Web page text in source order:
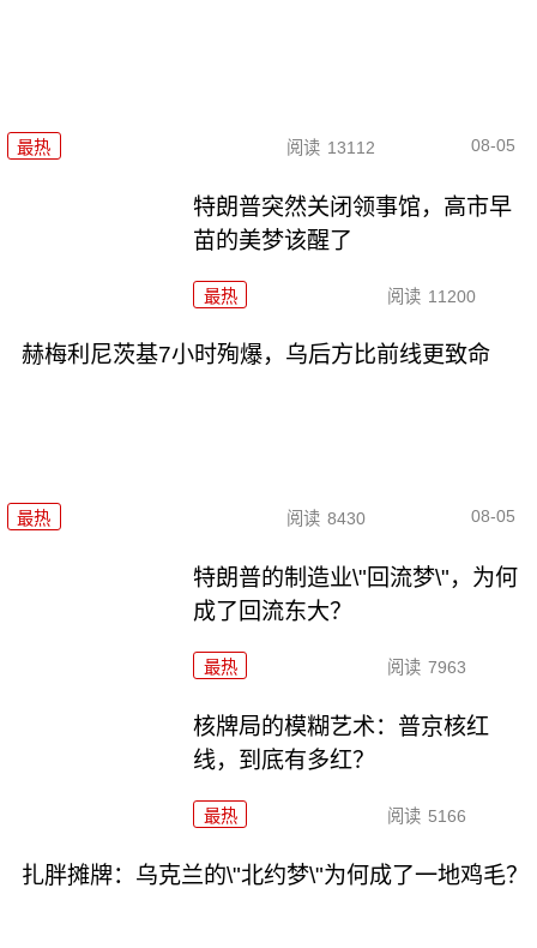
最热 阅读 13112 08-05
特朗普突然关闭领事馆，高市早
苗的美梦该醒了
最热 阅读 11200
赫梅利尼茨基7小时殉爆，乌后方比前线更致命
最热 阅读 8430 08-05
特朗普的制造业\"回流梦\"，为何
成了回流东大？
最热 阅读 7963
核牌局的模糊艺术：普京核红
线，到底有多红？
最热 阅读 5166
扎胖摊牌：乌克兰的\"北约梦\"为何成了一地鸡毛？